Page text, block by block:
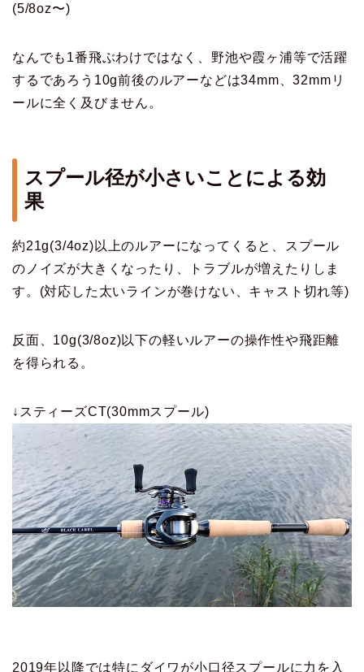
(5/8oz〜)
なんでも1番飛ぶわけではなく、野池や霞ヶ浦等で活躍
するであろう10g前後のルアーなどは34mm、32mmリ
ールに全く及びません。
スプール径が小さいことによる効
果
約21g(3/4oz)以上のルアーになってくると、スプール
のノイズが大きくなったり、トラブルが増えたりしま
す。(対応した太いラインが巻けない、キャスト切れ等)
反面、10g(3/8oz)以下の軽いルアーの操作性や飛距離
を得られる。
↓スティーズCT(30mmスプール)
2019年以降では特にダイワが小口径スプールに力を入